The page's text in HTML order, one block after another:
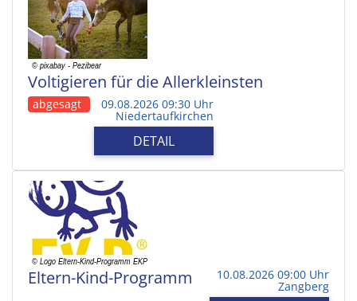
Voltigieren für die Allerkleinsten
abgesagt 09.08.2026 09:30 Uhr
Niedertaufkirchen
DETAIL
Eltern-Kind-Programm 10.08.2026 09:00 Uhr
Zangberg